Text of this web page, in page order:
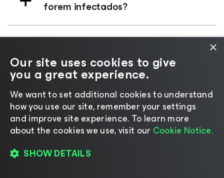
forem infectados?
ataque de ransomware ativo?
A Veeam se integra com as minhas
ferramentas de segurança
existentes?
Durante um ataque de ransomware,
×
Our site uses cookies to give
you a great experience.
We want to set additional cookies to understand
how you use our site, remember your settings
and improve site experience. ​To learn more
about the cookies we use, visit our Cookie Notice.
SHOW DETAILS